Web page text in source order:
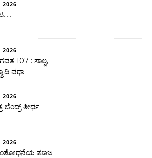
2026
2026
107 : ಸಾಲ್ವ,
ವಧಾ
2026
ಬೆಂದ್ರ್ ತೀರ್ಥ
2026
ಕಣಜ